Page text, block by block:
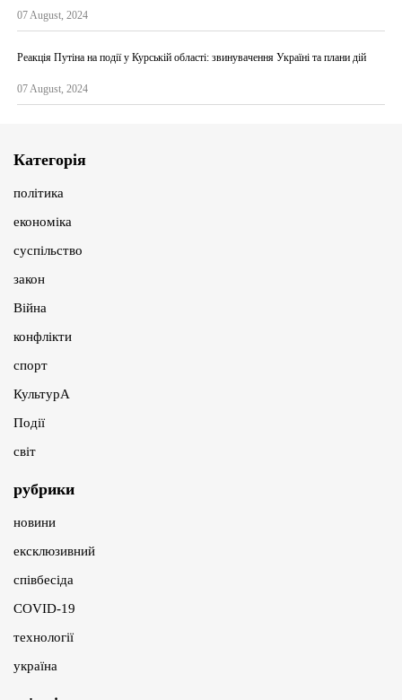
07 August, 2024
Реакція Путіна на події у Курській області: звинувачення Україні та плани дій
07 August, 2024
Категорія
політика
економіка
суспільство
закон
Війна
конфлікти
спорт
КультурА
Події
світ
рубрики
новини
ексклюзивний
співбесіда
COVID-19
технології
україна